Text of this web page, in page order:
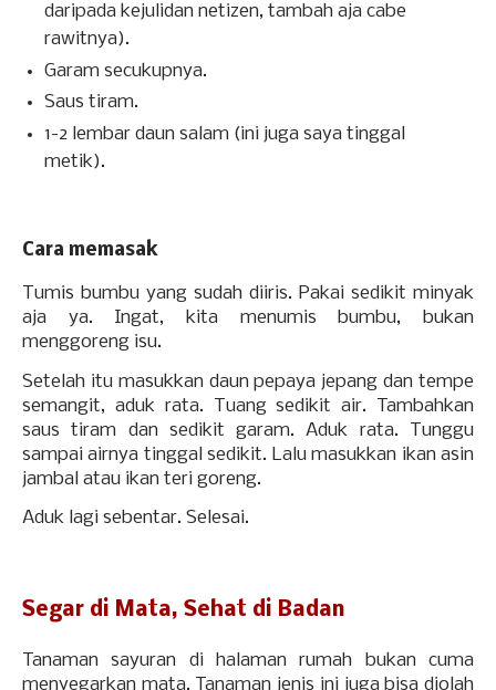
daripada kejulidan netizen, tambah aja cabe
rawitnya).
Garam secukupnya.
Saus tiram.
1-2 lembar daun salam (ini juga saya tinggal
metik).
Cara memasak
Tumis bumbu yang sudah diiris. Pakai sedikit minyak
aja ya. Ingat, kita menumis bumbu, bukan
menggoreng isu.
Setelah itu masukkan daun pepaya jepang dan tempe
semangit, aduk rata. Tuang sedikit air. Tambahkan
saus tiram dan sedikit garam. Aduk rata. Tunggu
sampai airnya tinggal sedikit. Lalu masukkan ikan asin
jambal atau ikan teri goreng.
Aduk lagi sebentar. Selesai.
Segar di Mata, Sehat di Badan
Tanaman sayuran di halaman rumah bukan cuma
menyegarkan mata. Tanaman jenis ini juga bisa diolah